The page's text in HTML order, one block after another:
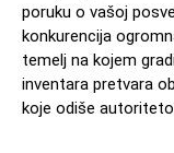
poruku o vašoj
konkurencija
temelj na kojem
inventara pretvara
koje odiše